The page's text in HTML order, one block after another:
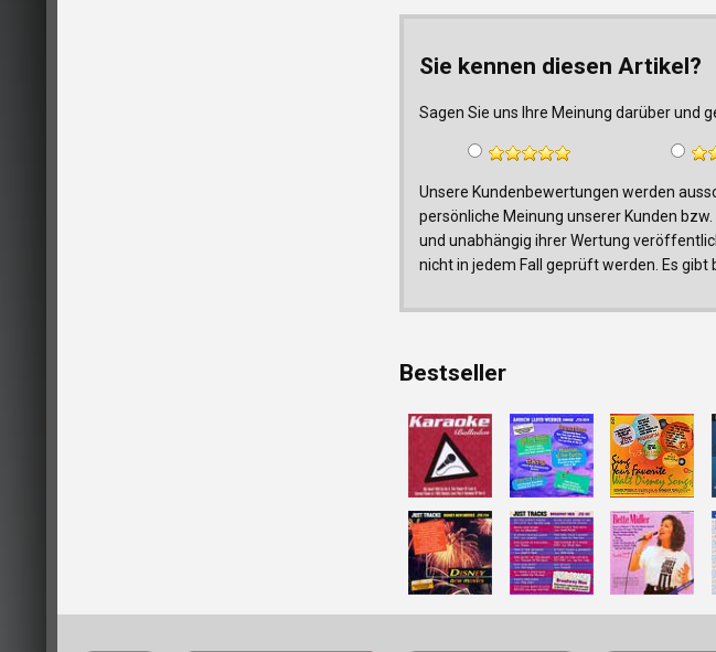
Sie kennen diesen Artikel?
Sagen Sie uns Ihre Meinung darüber und
Unsere Kundenbewertungen werden
persönliche Meinung unserer Kunden
und unabhängig ihrer Wertung
nicht in jedem Fall geprüft werden. Es
Bestseller